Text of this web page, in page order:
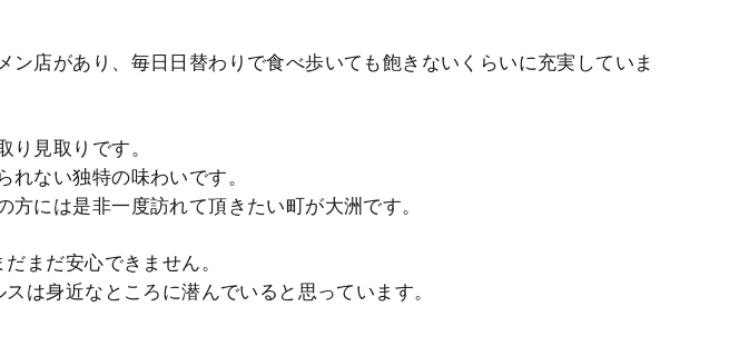
店があり、毎日日替わりで食べ歩いても飽きないくらいに充実していま
見取りです。
ない独特の味わいです。
には是非一度訪れて頂きたい町が大洲です。
まだ安心できません。
は身近なところに潜んでいると思っています。